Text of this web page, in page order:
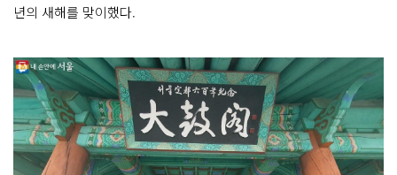
년의 새해를 맞이했다.